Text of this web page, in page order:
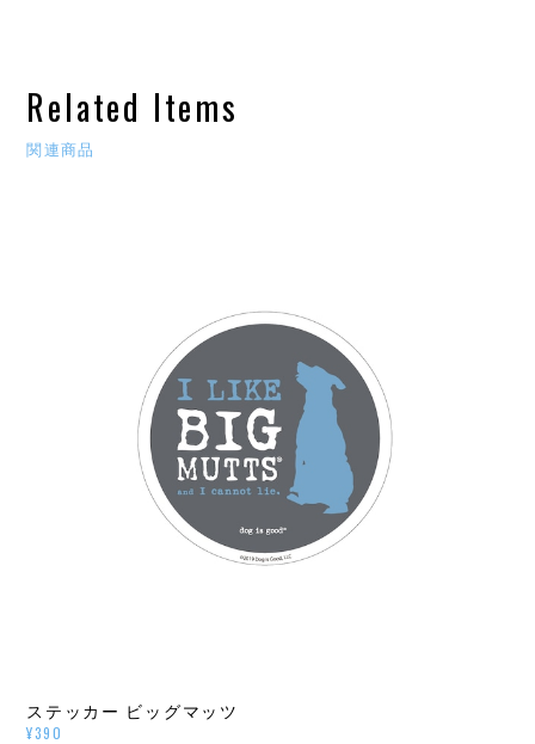
Related Items
関連商品
ステッカー ビッグマッツ
¥390